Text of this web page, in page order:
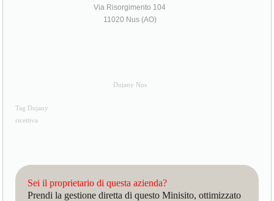
Via Risorgimento 104
11020 Nus (AO)
Dujany Nus
Tag Dujany
ricettiva
Sei il proprietario di questa azienda?
Prendi la gestione diretta di questo Minisito, ottimizzato